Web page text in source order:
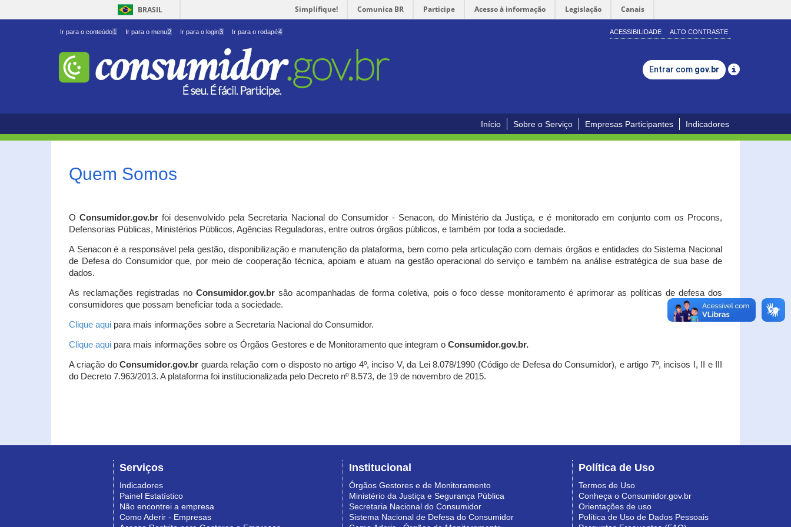
BRASIL Simplifique! Comunica BR Participe Acesso à informação Legislação Canais
Ir para o conteúdo1 Ir para o menu2 Ir para o login3 Ir para o rodapé4 ACESSIBILIDADE ALTO CONTRASTE
Entrar com gov.br
Início Sobre o Serviço Empresas Participantes Indicadores
Quem Somos
OConsumidor.gov.br foi desenvolvido pela Secretaria Nacional do Consumidor - Senacon, do Ministério da Justiça, e é monitorado em conjunto com os Procons,
Defensorias Públicas, Ministérios Públicos, Agências Reguladoras, entre outros órgãos públicos, e também por toda a sociedade.
A Senacon é a responsável pela gestão, disponibilização e manutenção da plataforma, bem como pela articulação com demais órgãos e entidades do Sistema Nacional
de Defesa do Consumidor que, por meio de cooperação técnica, apoiam e atuam na gestão operacional do serviço e também na análise estratégica de sua base de
dados.
As reclamações registradas no Consumidor.gov.brsão acompanhadas de forma coletiva, pois o foco desse monitoramento é aprimorar as políticas de defesa dos
consumidores que possam beneficiar toda a sociedade.
Clique aqui para mais informações sobre a Secretaria Nacional do Consumidor.
Clique aqui para mais informações sobre os Órgãos Gestores e de Monitoramento que integram o Consumidor.gov.br.
A criação doConsumidor.gov.br guarda relação com o disposto no artigo 4º, inciso V, da Lei 8.078/1990 (Código de Defesa do Consumidor), e artigo 7º, incisos I, II e III
do Decreto 7.963/2013. A plataforma foi institucionalizada pelo Decreto nº 8.573, de 19 de novembro de 2015.
Serviços
Indicadores
Painel Estatístico
Não encontrei a empresa
Como Aderir - Empresas
Institucional
Órgãos Gestores e de Monitoramento
Ministério da Justiça e Segurança Pública
Secretaria Nacional do Consumidor
Sistema Nacional de Defesa do Consumidor
Política de Uso
Termos de Uso
Conheça o Consumidor.gov.br
Orientações de uso
Política de Uso de Dados Pessoais